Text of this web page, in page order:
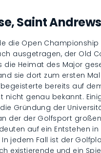
Saint Andrews
die Open Championship
ausgetragen, der Old
die Heimat des Major
sie dort zum ersten
bereits auf
nicht genau bekannt.
Gründung der
der der Golfsport großen
auf ein Entstehen in
In jedem Fall ist der
existierende und ein